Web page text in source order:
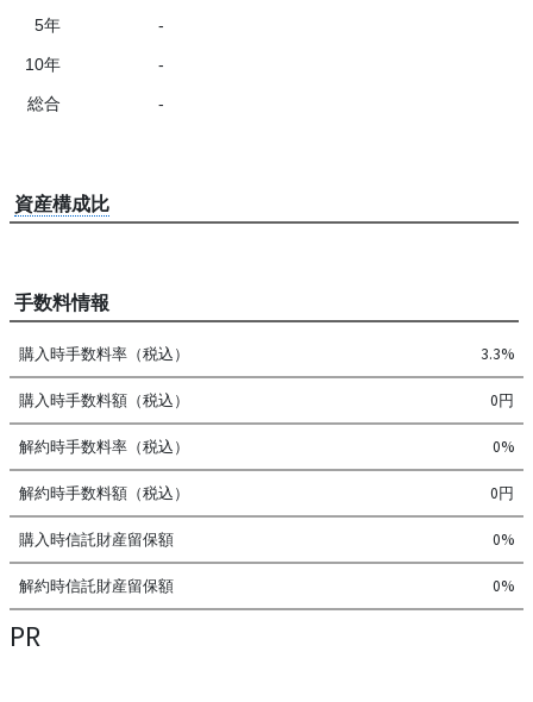
5年 -
10年 -
総合 -
資産構成比
手数料情報
購入時手数料率（税込） 3.3%
購入時手数料額（税込） 0円
解約時手数料率（税込） 0%
解約時手数料額（税込） 0円
購入時信託財産留保額 0%
解約時信託財産留保額 0%
PR